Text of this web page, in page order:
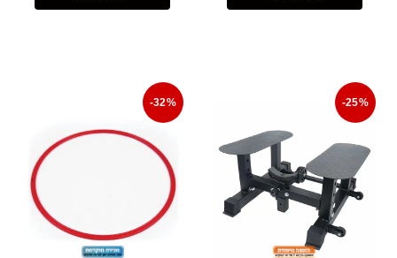
-25%
-32%